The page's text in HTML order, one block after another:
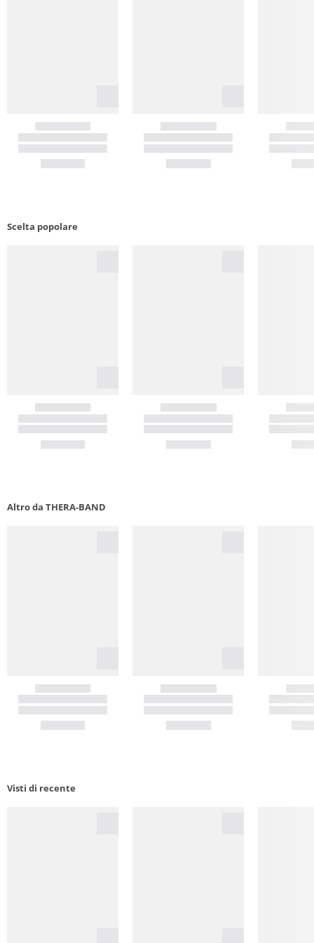
Scelta popolare
Altro da THERA-BAND
Visti di recente